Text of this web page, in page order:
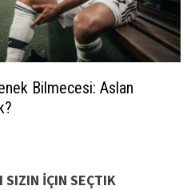
Bilmecesi: Aslan
SIZIN İÇIN SEÇTIK